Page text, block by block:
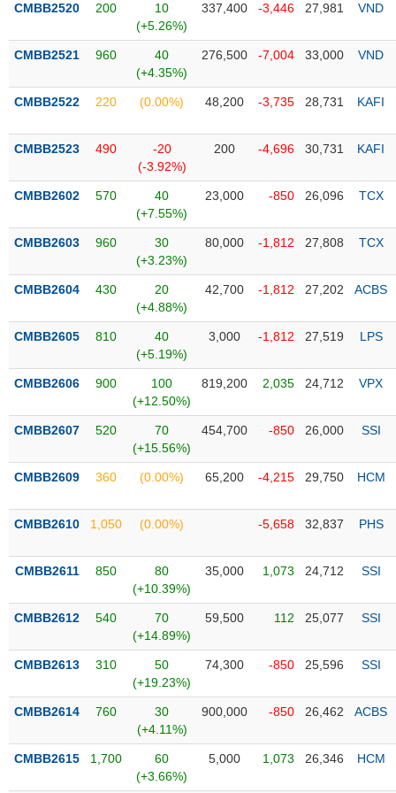
thái
phiếu
mô
thị
Niêm
Niêm
mới
yết
sung
niêm
yết
Theo
dõi
biệt
được
quỹ
mục
ETF
Cổ
chi
tiết
CMBB2520 200
10
(+5.26%)
337,400 -3,446 27,981 VND
CMBB2521 960
40
(+4.35%)
276,500 -7,004 33,000 VND
CMBB2522 220 (0.00%) 48,200 -3,735 28,731 KAFI
CMBB2523 490
-20
(-3.92%)
200 -4,696 30,731 KAFI
CMBB2602 570
40
(+7.55%)
23,000 -850 26,096 TCX
CMBB2603 960
30
(+3.23%)
80,000 -1,812 27,808 TCX
CMBB2604 430
20
(+4.88%)
42,700 -1,812 27,202 ACBS
CMBB2605 810
40
(+5.19%)
3,000 -1,812 27,519 LPS
CMBB2606 900
100
(+12.50%)
819,200 2,035 24,712 VPX
CMBB2607 520
70
(+15.56%)
454,700 -850 26,000 SSI
CMBB2609 360 (0.00%) 65,200 -4,215 29,750 HCM
CMBB2610 1,050 (0.00%) -5,658 32,837 PHS
CMBB2611 850
80
(+10.39%)
35,000 1,073 24,712 SSI
CMBB2612 540
70
(+14.89%)
59,500 112 25,077 SSI
CMBB2613 310
50
(+19.23%)
74,300 -850 25,596 SSI
CMBB2614 760
30
(+4.11%)
900,000 -850 26,462 ACBS
CMBB2615 1,700
60
(+3.66%)
5,000 1,073 26,346 HCM
NGÀNH
DOANH
NGHIỆP
PHIẾU
PHÁI
TRÁI
CÔNG
ĐẦU
TƯ
DỮ
MỚI
Ngành
(-)